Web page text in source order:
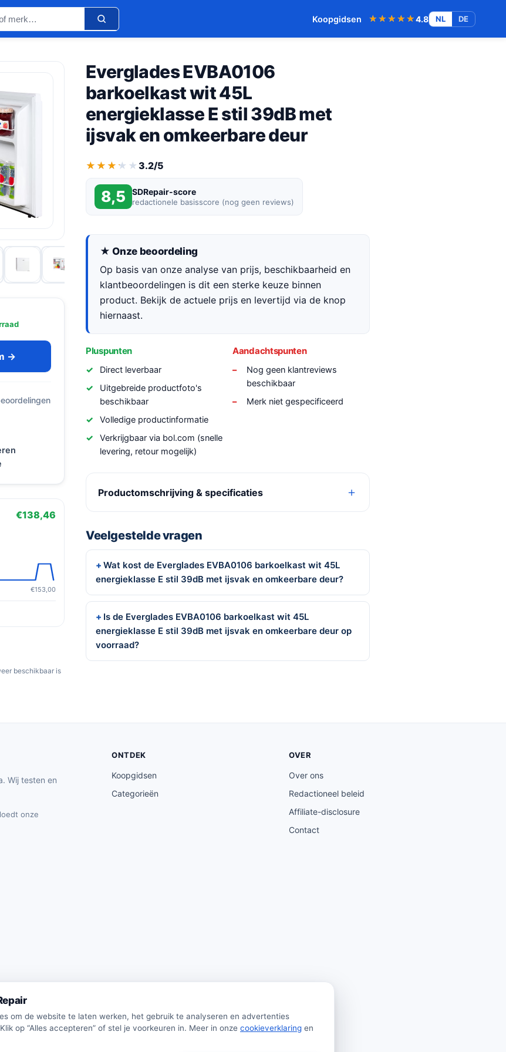
om de website te laten werken, het gebruik te analyseren en advertenties
op “Alles accepteren” of stel je voorkeuren in. Meer in onze cookieverklaring en
Koopgidsen ★★★★★
★★★★★4.8 NL DE
→
€138,46
€153,00
beschikbaar is
Everglades EVBA0106
barkoelkast wit 45L
energieklasse E stil 39dB met
ijsvak en omkeerbare deur
★★★★★
★★★★★ 3.2/5
8,5 SDRepair-score
redactionele basisscore (nog geen reviews)
★ Onze beoordeling
Op basis van onze analyse van prijs, beschikbaarheid en
klantbeoordelingen is dit een sterke keuze binnen
product. Bekijk de actuele prijs en levertijd via de knop
hiernaast.
Pluspunten
Direct leverbaar
Uitgebreide productfoto's
beschikbaar
Volledige productinformatie
Verkrijgbaar via bol.com (snelle
levering, retour mogelijk)
Aandachtspunten
Nog geen klantreviews
beschikbaar
Merk niet gespecificeerd
Productomschrijving & specificaties
Veelgestelde vragen
Wat kost de Everglades EVBA0106 barkoelkast wit 45L
energieklasse E stil 39dB met ijsvak en omkeerbare deur?
Is de Everglades EVBA0106 barkoelkast wit 45L
energieklasse E stil 39dB met ijsvak en omkeerbare deur op
voorraad?
Wij testen en
onze
ONTDEK
Koopgidsen
Categorieën
OVER
Over ons
Redactioneel beleid
Affiliate-disclosure
Contact